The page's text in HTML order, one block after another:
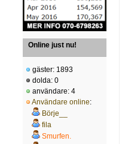
Online just nu!
gäster: 1893
dolda: 0
användare: 4
Användare online:
Börje__
fila
Smurfen.